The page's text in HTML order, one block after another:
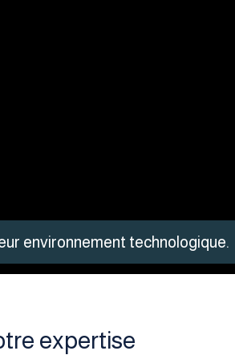
environnement technologique.
expertise